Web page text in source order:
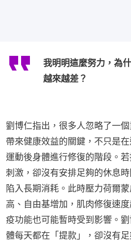
我明明這麼努力，為
越來越差？
劉博仁指出，很多人忽略了一
帶來健康效益的關鍵，不只是
運動後身體進行修復的階段。
刺激，卻沒有安排足夠的休息
陷入長期消耗。此時壓力荷爾
高、自由基增加，肌肉修復速
疫功能也可能暫時受到影響。
體每天都在「提款」，卻沒有